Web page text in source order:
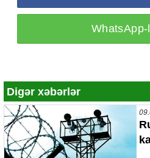
Digər xəbərlər